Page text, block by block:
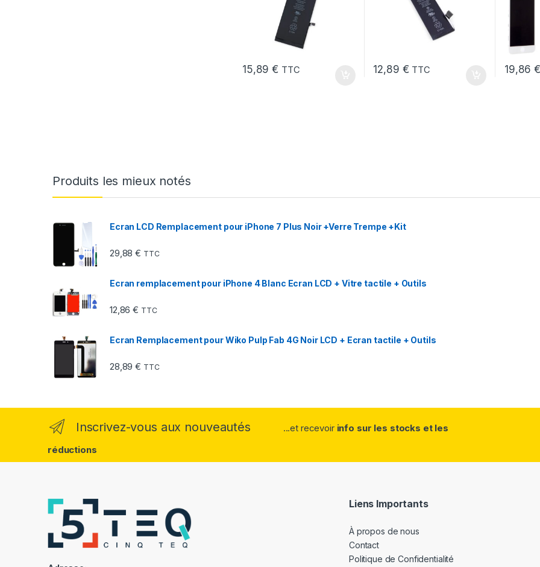
15,89€ TTC 12,89 € TTC 19,86€
Produits les mieux notés
Ecran LCD Remplacement pour iPhone 7 Plus Noir +Verre Trempe +Kit
29,88€ TTC
Ecran remplacement pour iPhone 4 Blanc Ecran LCD + Vitre tactile + Outils
12,86€ TTC
Ecran Remplacement pour Wiko Pulp Fab 4G Noir LCD + Ecran tactile + Outils
28,89€ TTC
Inscrivez-vous aux nouveautés ...et recevoir info sur les stocks et les
réductions
Liens Importants
À propos de nous
Contact
Politique de Confidentialité